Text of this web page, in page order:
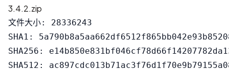
3.4.2.zip
文件大小: 28336243
SHA1:
SHA256: